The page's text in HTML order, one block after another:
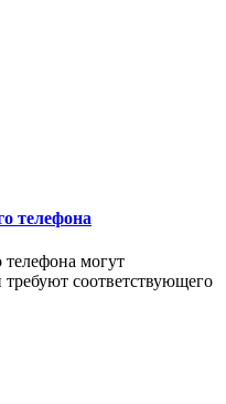
телефона
могут
соответствующего